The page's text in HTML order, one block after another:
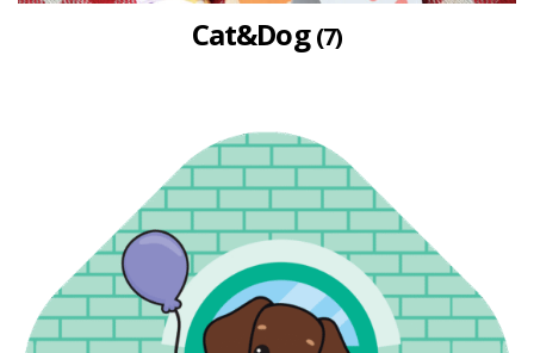
Cat&Dog(7)